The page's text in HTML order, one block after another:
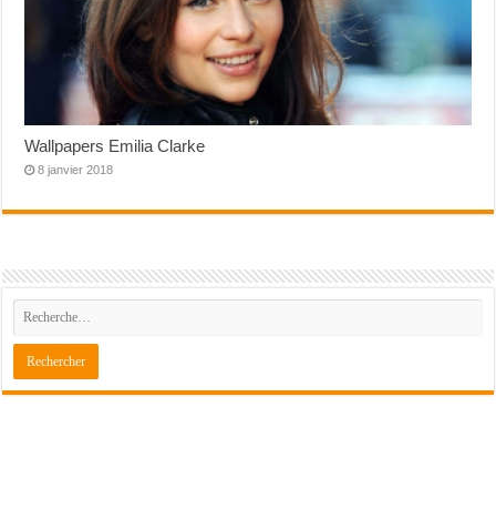
Wallpapers Emilia Clarke
8 janvier 2018